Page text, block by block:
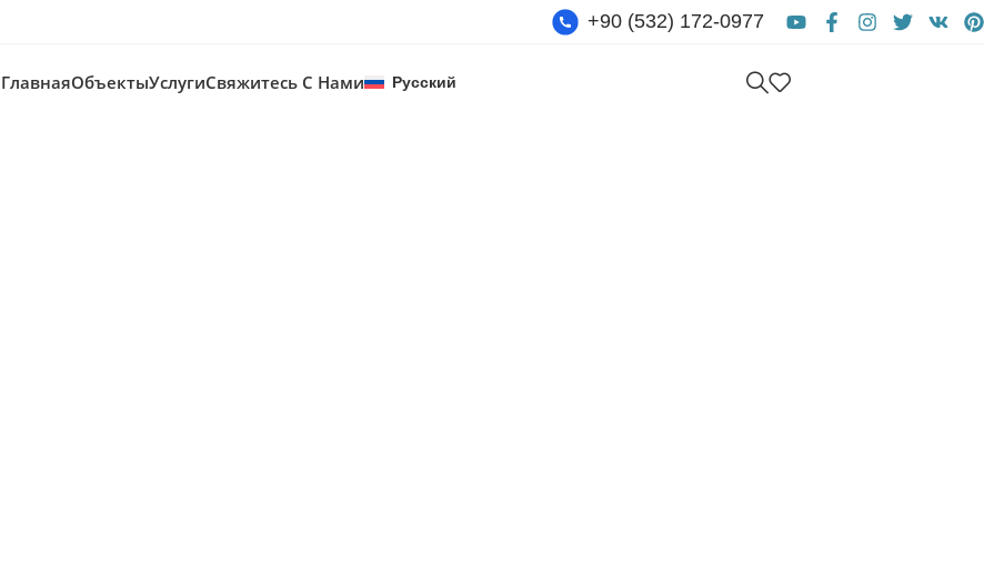
+90 (532) 172-0977
ГлавнаяОбъектыУслугиСвяжитесь С Нами Русский